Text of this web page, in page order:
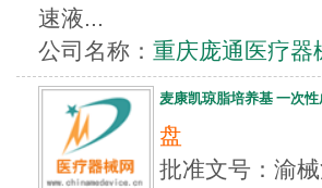
速液...
公司名称： 重庆庞通医疗器
麦康凯琼脂培养基 一次
盘
批准文号：